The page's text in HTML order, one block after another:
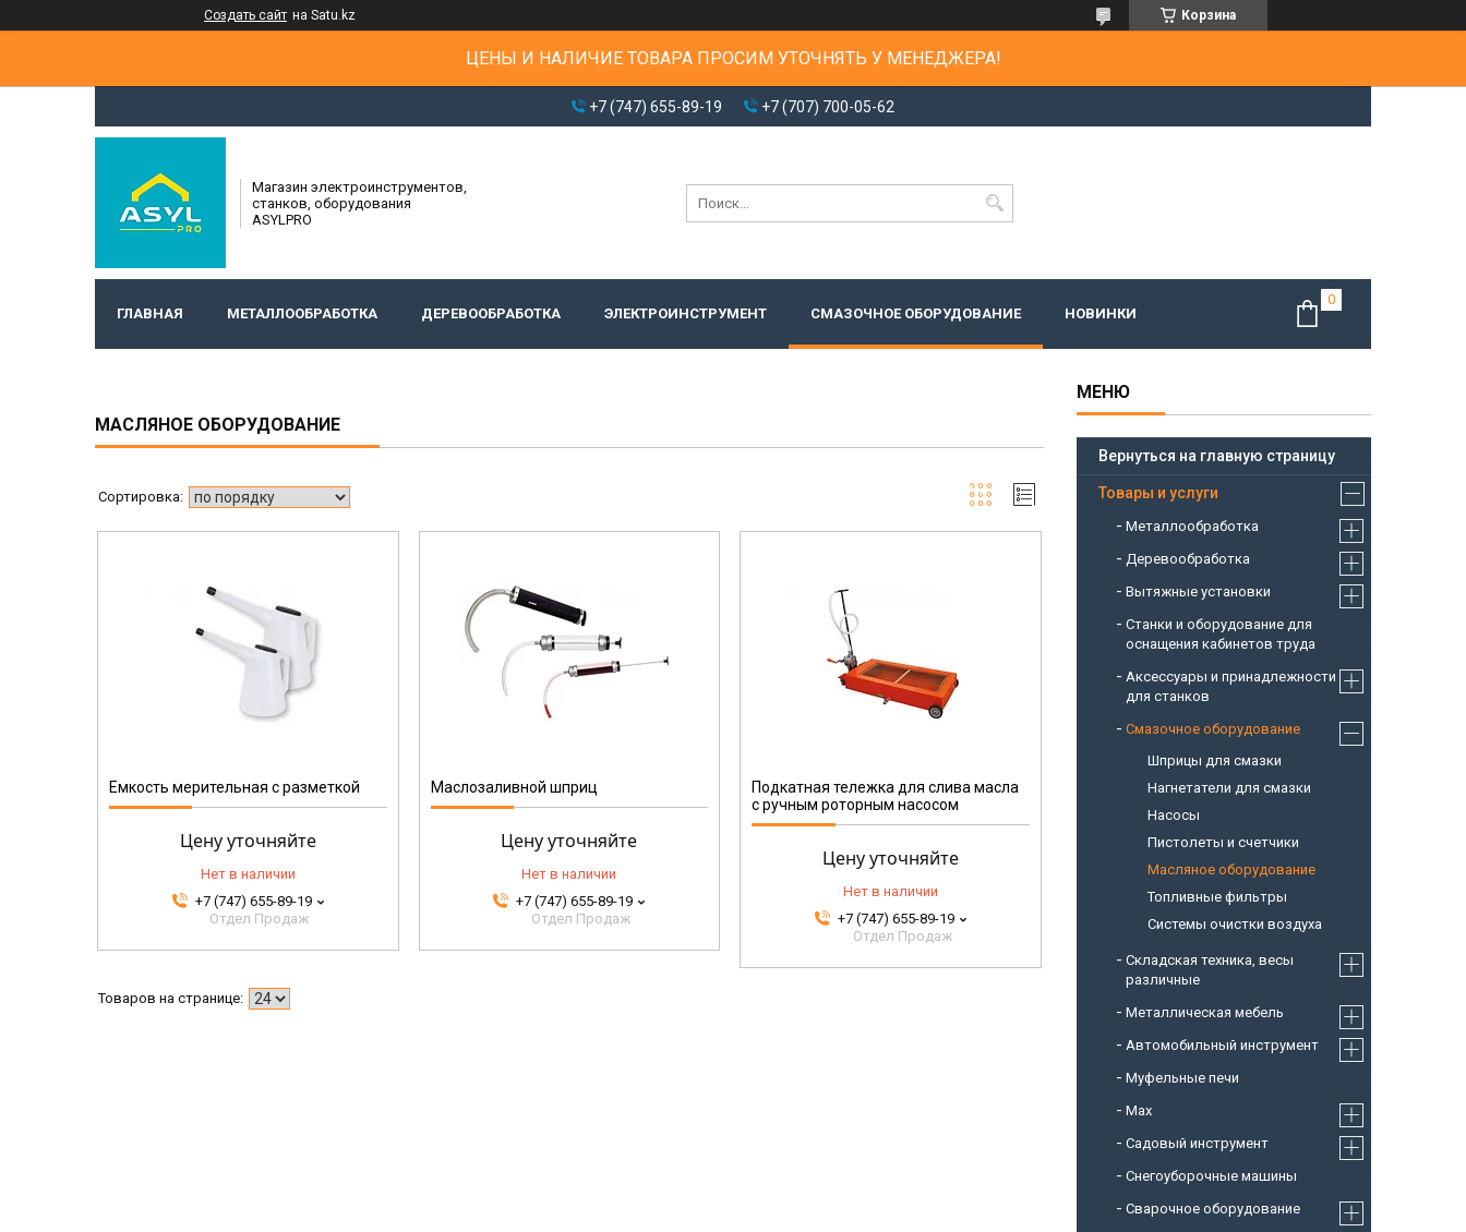
Создать сайт на Satu.kz Корзина
ЦЕНЫ И НАЛИЧИЕ ТОВАРА ПРОСИМ УТОЧНЯТЬ У МЕНЕДЖЕРА!
+7 (747) 655-89-19 +7 (707) 700-05-62
Магазин электроинструментов,
станков, оборудования
ASYLPRO
ГЛАВНАЯ МЕТАЛЛООБРАБОТКА ДЕРЕВООБРАБОТКА ЭЛЕКТРОИНСТРУМЕНТ СМАЗОЧНОЕ ОБОРУДОВАНИЕ НОВИНКИ
МАСЛЯНОЕ ОБОРУДОВАНИЕ
Емкость мерительная с разметкой
Цену уточняйте
Нет в наличии
+7 (747) 655-89-19
Отдел Продаж
SG/11-BL
Маслозаливной шприц
Цену уточняйте
Нет в наличии
+7 (747) 655-89-19
Отдел Продаж
TD/68P
Подкатная тележка для слива масла
с ручным роторным насосом
Цену уточняйте
Нет в наличии
+7 (747) 655-89-19
Отдел Продаж
Вернуться на главную страницу
Товары и услуги
Металлообработка
Деревообработка
Вытяжные установки
Станки и оборудование для
оснащения кабинетов труда
Аксессуары и принадлежности
для станков
Смазочное оборудование
Шприцы для смазки
Нагнетатели для смазки
Насосы
Пистолеты и счетчики
Масляное оборудование
Топливные фильтры
Системы очистки воздуха
Складская техника, весы
различные
Металлическая мебель
Автомобильный инструмент
Муфельные печи
Max
Садовый инструмент
Снегоуборочные машины
Cварочное оборудование